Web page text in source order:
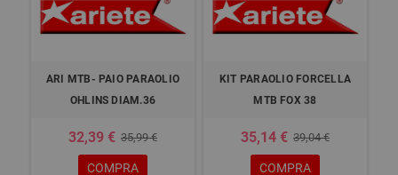
ARI MTB- PAIO PARAOLIO
OHLINS DIAM.36
32,39 € 35,99 €
COMPRA
KIT PARAOLIO FORCELLA
MTB FOX 38
35,14 € 39,04 €
COMPRA